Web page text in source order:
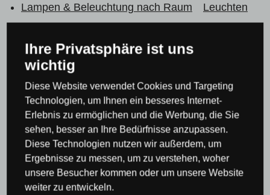
Lampen & Beleuchtung nach Raum
Leuchten
Pendelleuchten für Küche und Esszimmer
Moderne Kronleuchter für die Küche
Lampen & Beleuchtung nach Raum
Lampen für
Wohnzimmer oder Schlafzimmer
Kronleuchter
für Schlafzimmer
Deckenleuchten & Lampen für
Schlafzimmer
Lampen & Beleuchtung nach Raum
Lampen für
Ihre Privatsphäre ist uns
wichtig
Diese Website verwendet Cookies und Targeting
Technologien, um Ihnen ein besseres Internet-
Erlebnis zu ermöglichen und die Werbung, die Sie
sehen, besser an Ihre Bedürfnisse anzupassen.
Diese Technologien nutzen wir außerdem, um
Ergebnisse zu messen, um zu verstehen, woher
unsere Besucher kommen oder um unsere Website
weiter zu entwickeln.